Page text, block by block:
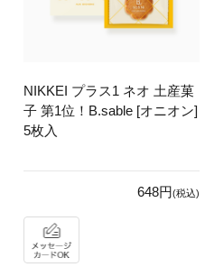
NIKKEI プラス1 ネオ 土産菓
子 第1位！B.sable [オニオン]
5枚入
648円(税込)